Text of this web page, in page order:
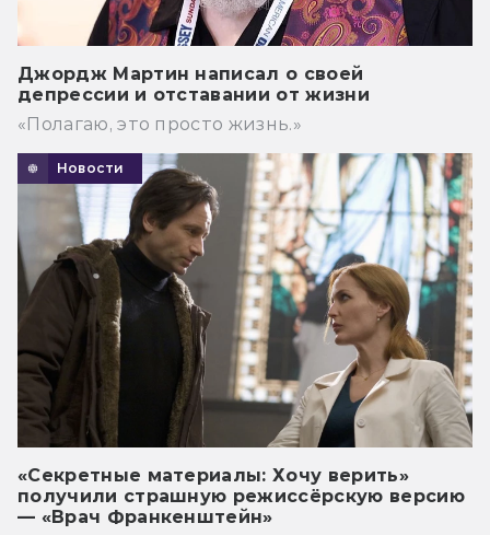
Джордж Мартин написал о своей
депрессии и отставании от жизни
«Полагаю, это просто жизнь.»
Новости
«Секретные материалы: Хочу верить»
получили страшную режиссёрскую версию
— «Врач Франкенштейн»